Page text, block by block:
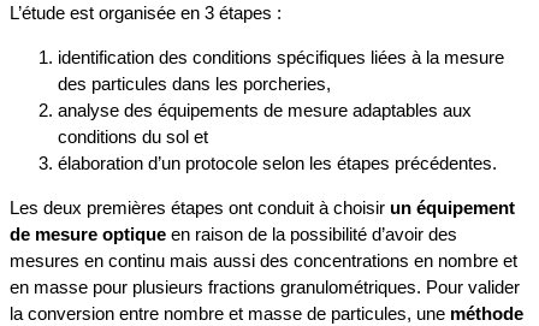
L’étude est organisée en 3 étapes :
identification des conditions spécifiques liées à la mesure
des particules dans les porcheries,
analyse des équipements de mesure adaptables aux
conditions du sol et
élaboration d’un protocole selon les étapes précédentes.
Les deux premières étapes ont conduit à choisir un équipement
de mesure optique en raison de la possibilité d’avoir des
mesures en continu mais aussi des concentrations en nombre et
en masse pour plusieurs fractions granulométriques. Pour valider
la conversion entre nombre et masse de particules, une méthode